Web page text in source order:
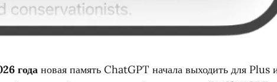
года новая память ChatGPT начала выходить для Plus